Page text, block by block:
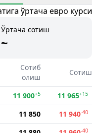
ўртача евро курси
Ўртача сотиш
~
Сотиб
олиш
Сотиш
11 900+5 11 965+15
11 850 11 940-40
-40